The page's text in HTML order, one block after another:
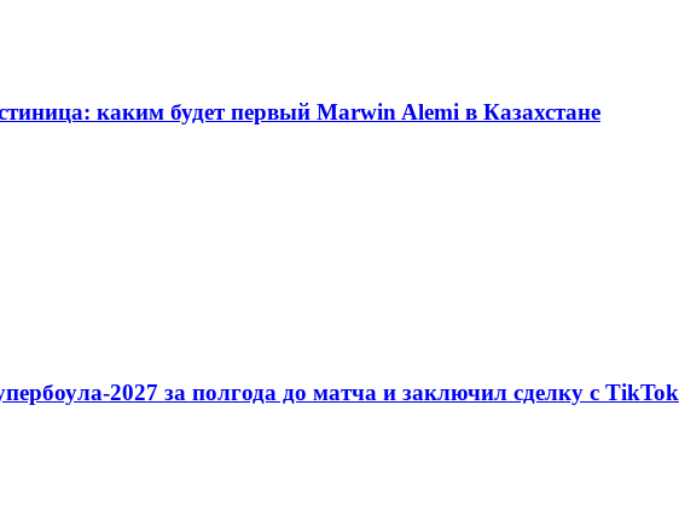
каким будет первый Marwin Alemi в Казахстане
2027 за полгода до матча и заключил сделку с TikTok